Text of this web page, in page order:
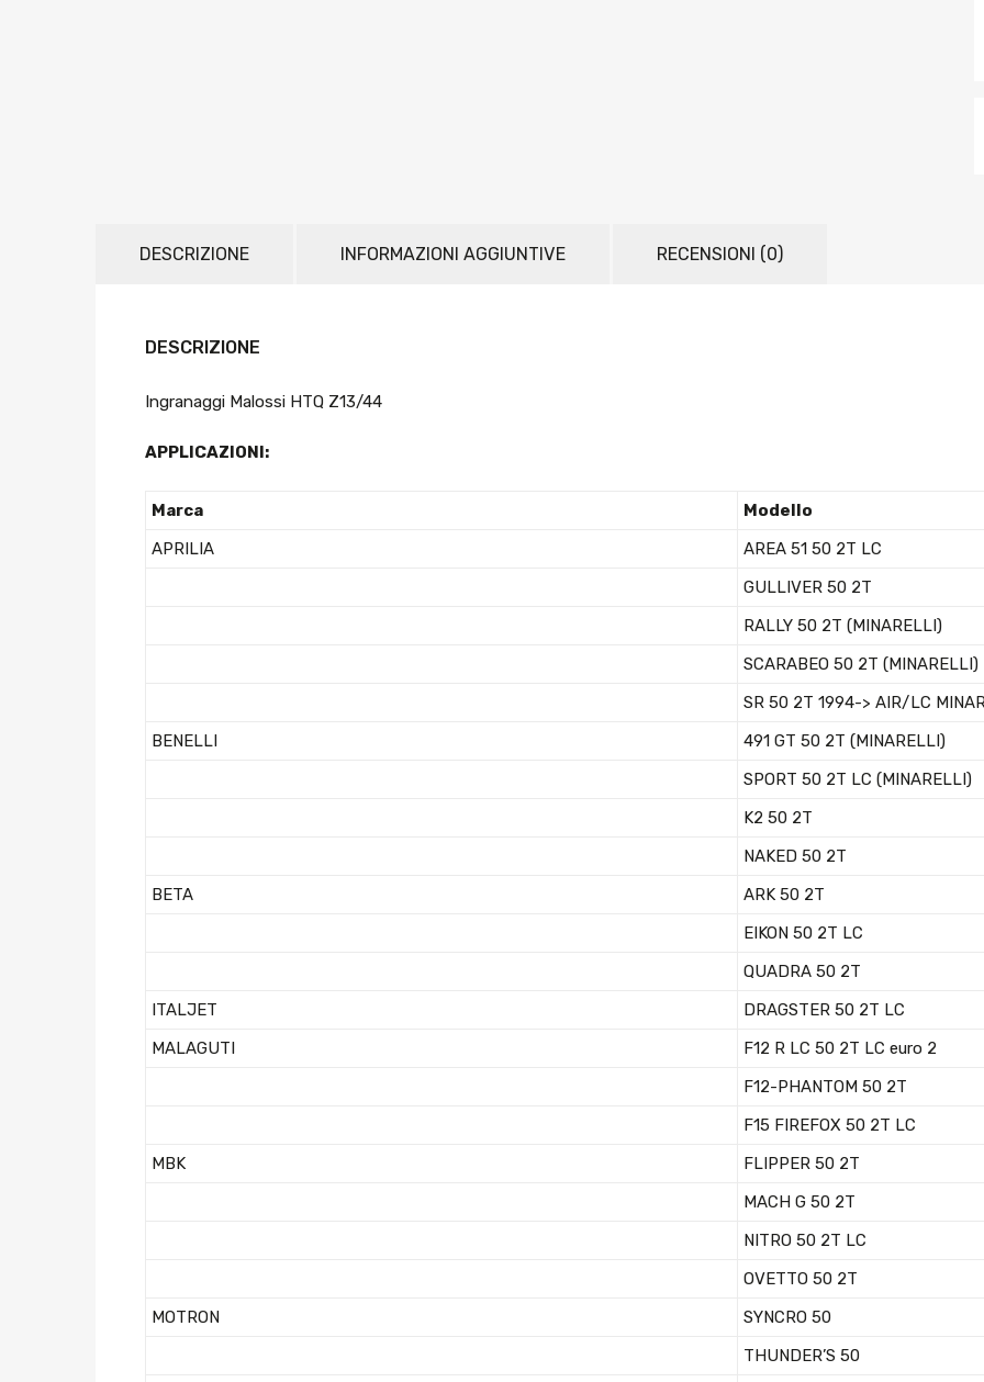
DESCRIZIONE INFORMAZIONI AGGIUNTIVE RECENSIONI (0)
DESCRIZIONE
Ingranaggi Malossi HTQ Z13/44
APPLICAZIONI:
Marca
Modello
APRILIA
AREA 51 50 2T LC
GULLIVER 50 2T
RALLY 50 2T (MINARELLI)
SCARABEO 50 2T (MINARELLI)
SR 50 2T 1994-> AIR/LC
BENELLI
491 GT 50 2T (MINARELLI)
SPORT 50 2T LC (MINARELLI)
K2 50 2T
NAKED 50 2T
BETA
ARK 50 2T
EIKON 50 2T LC
QUADRA 50 2T
ITALJET
DRAGSTER 50 2T LC
MALAGUTI
F12 R LC 50 2T LC euro 2
F12-PHANTOM 50 2T
F15 FIREFOX 50 2T LC
MBK
FLIPPER 50 2T
MACH G 50 2T
NITRO 50 2T LC
OVETTO 50 2T
MOTRON
SYNCRO 50
THUNDER’S 50